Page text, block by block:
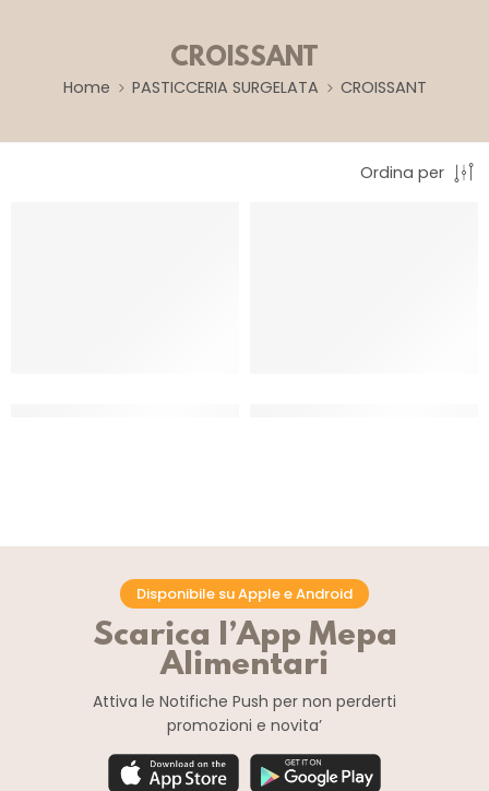
CROISSANT
Home PASTICCERIA SURGELATA CROISSANT
Ordina per
Disponibile su Apple e Android
Scarica l’App Mepa
Alimentari
Attiva le Notifiche Push per non perderti
promozioni e novita’